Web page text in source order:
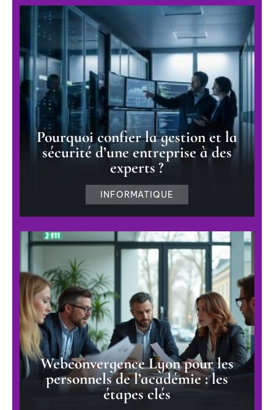
Pourquoi confier la gestion et la
sécurité d’une entreprise à des
experts ?
INFORMATIQUE
Webconvergence Lyon pour les
personnels de l’académie : les
étapes clés